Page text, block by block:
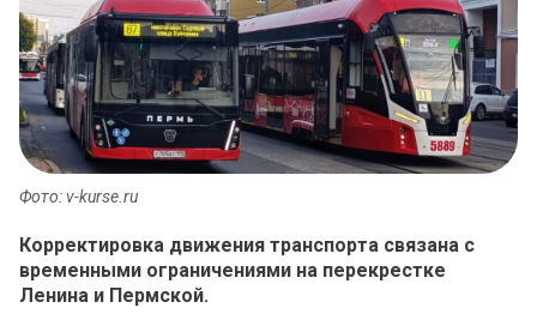
Фото: v-kurse.ru
Корректировка движения транспорта связана с
временными ограничениями на перекрестке
Ленина и Пермской.